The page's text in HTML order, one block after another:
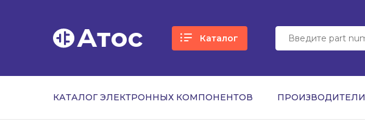
Атос Каталог
КАТАЛОГ ЭЛЕКТРОННЫХ КОМПОНЕНТОВ ПРОИЗВОДИТЕЛИ